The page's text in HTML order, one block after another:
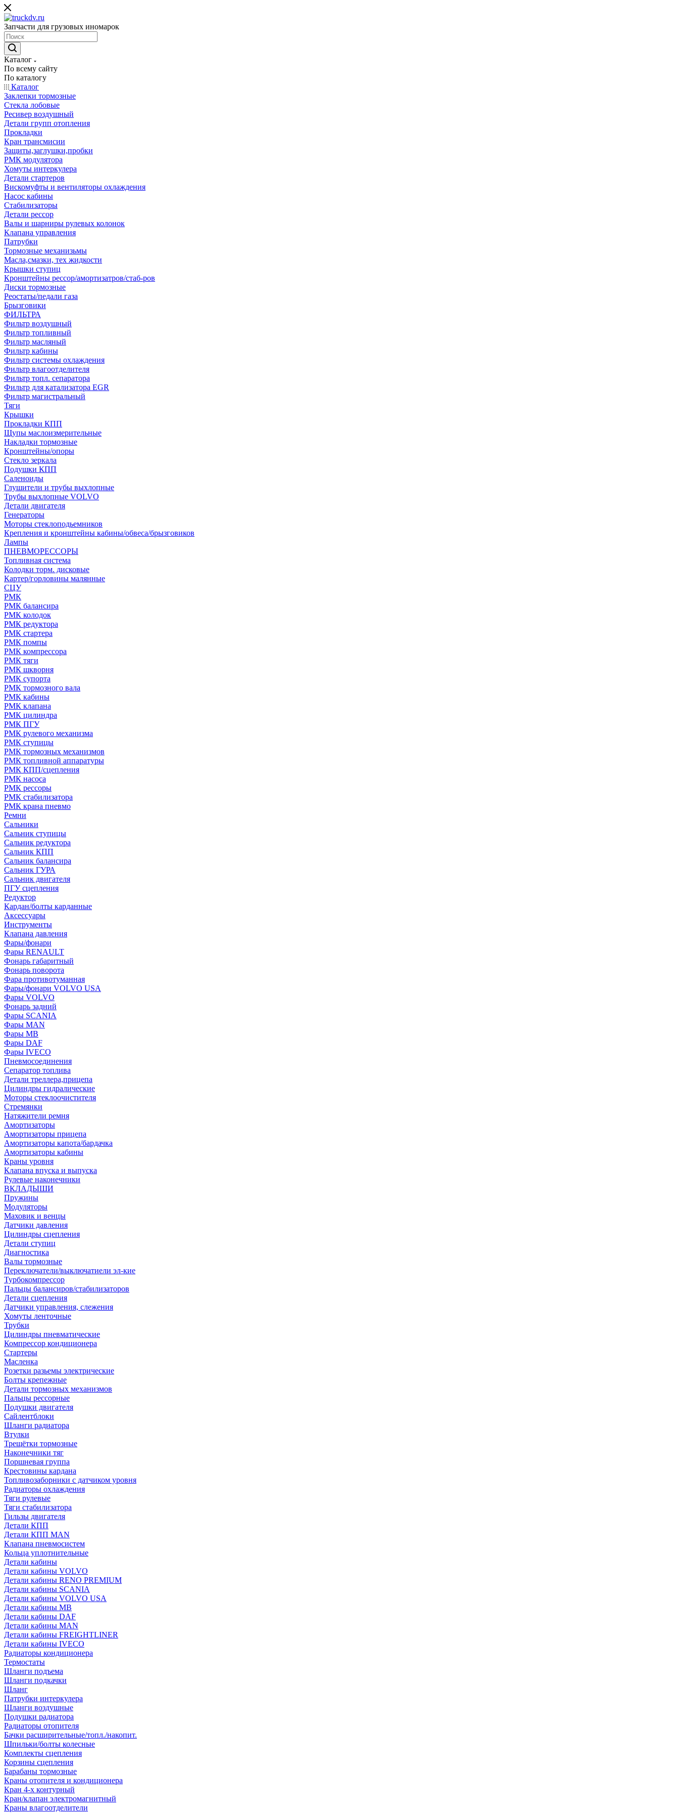
Запчасти для грузовых иномарок
Каталог
По всему сайту
По каталогу
Каталог
Заклепки тормозные
Стекла лобовые
Ресивер воздушный
Детали групп отопления
Прокладки
Кран трансмисии
Защиты,заглушки,пробки
РМК модулятора
Хомуты интеркулера
Детали стартеров
Вискомуфты и вентиляторы охлаждения
Насос кабины
Стабилизаторы
Детали рессор
Валы и шарниры рулевых колонок
Клапана управления
Патрубки
Тормозные механизьмы
Масла,смазки, тех жидкости
Крышки ступиц
Кронштейны рессор/амортизатров/стаб-ров
Диски тормозные
Реостаты/педали газа
Брызговики
ФИЛЬТРА
Фильтр воздушный
Фильтр топливный
Фильтр масляный
Фильтр кабины
Фильтр системы охлаждения
Фильтр влагоотделителя
Фильтр топл. сепаратора
Фильтр для катализатора EGR
Фильтр магистральный
Тяги
Крышки
Прокладки КПП
Щупы маслоизмерительные
Накладки тормозные
Кронштейны/опоры
Стекло зеркала
Подушки КПП
Саленоиды
Глушители и трубы выхлопные
Трубы выхлопные VOLVO
Детали двигателя
Генераторы
Моторы стеклоподьемников
Крепления и кронштейны кабины/обвеса/брызговиков
Лампы
ПНЕВМОРЕССОРЫ
Топливная система
Колодки торм. дисковые
Картер/горловины малянные
СЦУ
РМК
РМК балансира
РМК колодок
РМК редуктора
РМК стартера
РМК помпы
РМК компрессора
РМК тяги
РМК шкворня
РМК супорта
РМК тормозного вала
РМК кабины
РМК клапана
РМК цилиндра
РМК ПГУ
РМК рулевого механизма
РМК ступицы
РМК тормозных механизмов
РМК топливной аппаратуры
РМК КПП/сцепления
РМК насоса
РМК рессоры
РМК стабилизатора
РМК крана пневмо
Ремни
Сальники
Сальник ступицы
Сальник редуктора
Сальник КПП
Сальник балансира
Сальник ГУРА
Сальник двигателя
ПГУ сцепления
Редуктор
Кардан/болты карданные
Аксессуары
Инструменты
Клапана давления
Фары/фонари
Фары RENAULT
Фонарь габаритный
Фонарь поворота
Фара противотуманная
Фары/фонари VOLVO USA
Фары VOLVO
Фонарь задний
Фары SCANIA
Фары MAN
Фары MB
Фары DAF
Фары IVECO
Пневмосоединения
Сепаратор топлива
Детали треллера,прицепа
Цилиндры гидралические
Моторы стеклоочистителя
Стремянки
Натяжители ремня
Амортизаторы
Амортизаторы прицепа
Амортизаторы капота/бардачка
Амортизаторы кабины
Краны уровня
Клапана впуска и выпуска
Рулевые наконечники
ВКЛАДЫШИ
Пружины
Модуляторы
Маховик и венцы
Датчики давления
Цилиндры сцепления
Детали ступиц
Диагностика
Валы тормозные
Переключатели/выключатиели эл-кие
Турбокомпрессор
Пальцы балансиров/стабилизаторов
Детали сцепления
Датчики управления, слежения
Хомуты ленточные
Трубки
Цилиндры пневматические
Компрессор кондиционера
Стартеры
Масленка
Розетки разьемы электрические
Болты крепежные
Детали тормозных механизмов
Пальцы рессорные
Подушки двигателя
Сайлентблоки
Шланги радиатора
Втулки
Трещётки тормозные
Наконечники тяг
Поршневая группа
Крестовины кардана
Топливозаборники с датчиком уровня
Радиаторы охлаждения
Тяги рулевые
Тяги стабилизатора
Гильзы двигателя
Детали КПП
Детали КПП MAN
Клапана пневмосистем
Кольца уплотнительные
Детали кабины
Детали кабины VOLVO
Детали кабины RENO PREMIUM
Детали кабины SCANIA
Детали кабины VOLVO USA
Детали кабины MB
Детали кабины DAF
Детали кабины MAN
Детали кабины FREIGHTLINER
Детали кабины IVECO
Радиаторы кондиционера
Термостаты
Шланги подъема
Шланги подкачки
Шланг
Патрубки интеркулера
Шланги воздушные
Подушки радиатора
Радиаторы отопителя
Бачки расширительные/топл./накопит.
Шпильки/болты колесные
Комплекты сцепления
Корзины сцепления
Барабаны тормозные
Краны отопителя и кондиционера
Кран 4-х контурный
Кран/клапан электромагнитный
Краны влагоотделители